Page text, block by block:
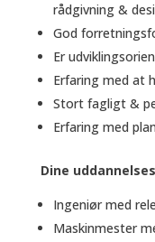
rådgivning &
God
Er
Erfaring med at
Stort fagligt &
Erfaring med
Dine
Ingeniør med
Maskinmester